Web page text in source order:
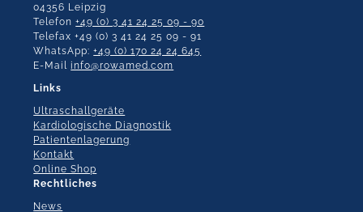
Links
Ultraschallgeräte
Kardiologische Diagnostik
Patientenlagerung
Kontakt
Online Shop
Rechtliches
News
04356 Leipzig
Telefon+49 (0) 3 41 24 25 09 - 90
Telefax +49 (0) 3 41 24 25 09 - 91
WhatsApp:+49 (0) 170 24 24 645
E-Mail info@rowamed.com